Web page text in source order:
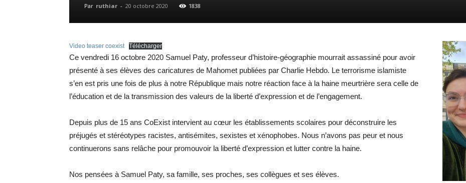
Par ruthiar - 20 octobre 2020 1838
Video teaser coexist Télécharger
Ce vendredi 16 octobre 2020 Samuel Paty, professeur d’histoire-géographie mourrait assassiné pour avoir
présenté à ses élèves des caricatures de Mahomet publiées par Charlie Hebdo. Le terrorisme islamiste
s’en est pris une fois de plus à notre République mais notre réaction face à la haine meurtrière sera celle de
l’éducation et de la transmission des valeurs de la liberté d’expression et de l’engagement.
Depuis plus de 15 ans CoExist intervient au cœur les établissements scolaires pour déconstruire les
préjugés et stéréotypes racistes, antisémites, sexistes et xénophobes. Nous n’avons pas peur et nous
continuerons sans relâche pour promouvoir la liberté d’expression et lutter contre la haine.
Nos pensées à Samuel Paty, sa famille, ses proches, ses collègues et ses élèves.